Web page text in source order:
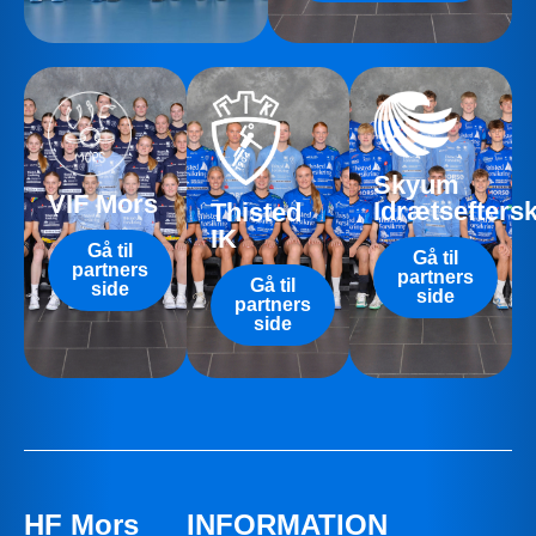
VIF Mors
Gå til
partners
side
Thisted
IK
Gå til
partners
side
Skyum
Gå til
partners
side
HF Mors INFORMATION